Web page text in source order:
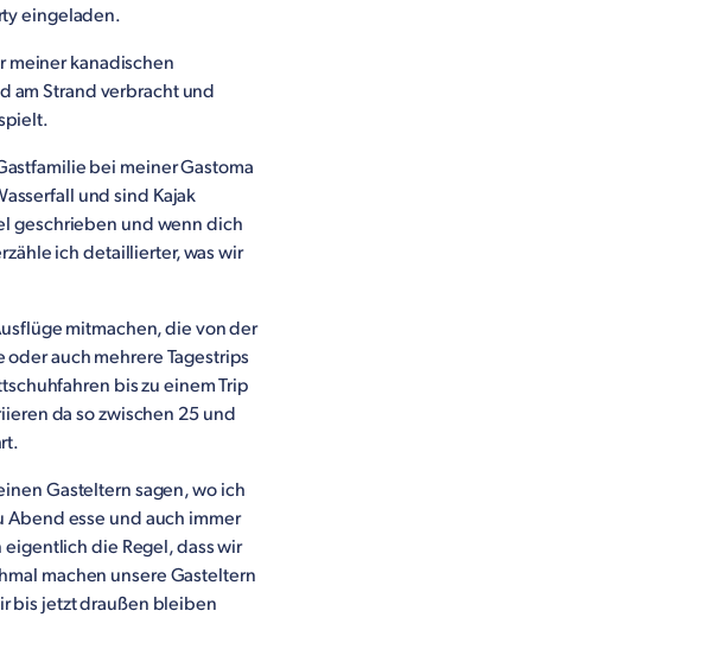
eingeladen.
meiner kanadischen
am Strand verbracht und
bei meiner Gastoma
und sind Kajak
geschrieben und wenn dich
ich detaillierter, was wir
mitmachen, die von der
auch mehrere Tagestrips
bis zu einem Trip
da so zwischen 25 und
Gasteltern sagen, wo ich
Abend esse und auch immer
die Regel, dass wir
machen unsere Gasteltern
bis jetzt draußen bleiben